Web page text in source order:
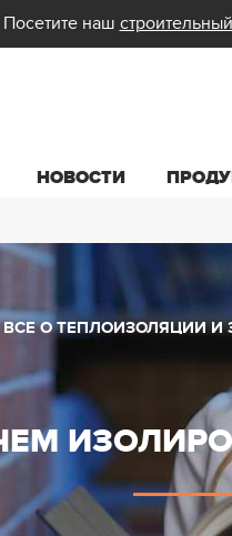
Посетите наш
НОВОСТИ
ВСЕ О ТЕПЛОИЗОЛЯЦИИ И